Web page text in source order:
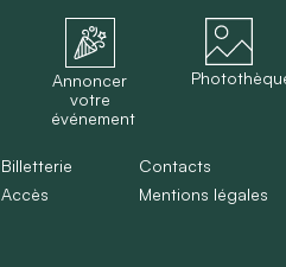
Annoncer
votre
événement
Billetterie
Accès
Contacts
Mentions légales